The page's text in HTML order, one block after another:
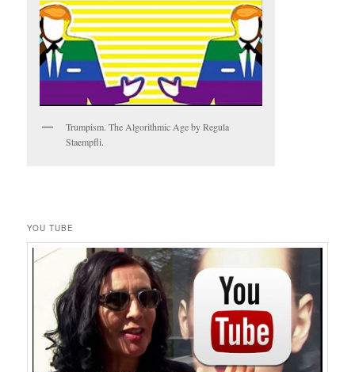
Trumpism. The Algorithmic Age by Regula
Staempfli.
YOU TUBE